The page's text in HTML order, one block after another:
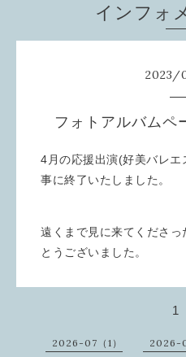
インフォ
2023/
フォトアルバムペ
4月の応援出演(好美バレ
事に終了いたしました。
遠くまで見に来てくださ
とうございました。
1
2026-07（1） 2026-